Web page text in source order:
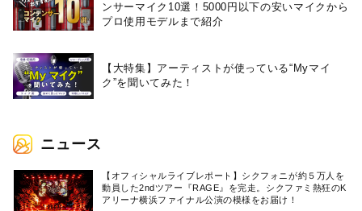
ンサーマイク10選！5000円以下の安いマイクから
プロ使用モデルまで紹介
【大特集】アーティストが使っている“Myマイ
ク”を聞いてみた！
ニュース
【オフィシャルライブレポート】シクフォニが約５万人を
動員した2ndツアー『RAGE』を完走。シクファミ熱狂のK
アリーナ横浜ファイナル公演の模様をお届け！